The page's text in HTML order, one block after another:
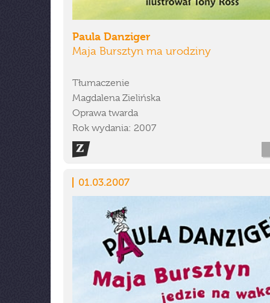
Paula Danziger
Maja Bursztyn ma urodziny
Tłumaczenie
Magdalena Zielińska
Oprawa twarda
Rok wydania: 2007
01.03.2007